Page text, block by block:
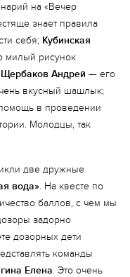
на «Вечер
знает правила
себя; Кубинская
милый рисунок
Щербаков Андрей — его
вкусный шашлык;
в проведении
Молодцы, так
две дружные
вода». На квесте по
баллов, с чем мы
задорно
дозорных дети
команды
Елена. Это очень